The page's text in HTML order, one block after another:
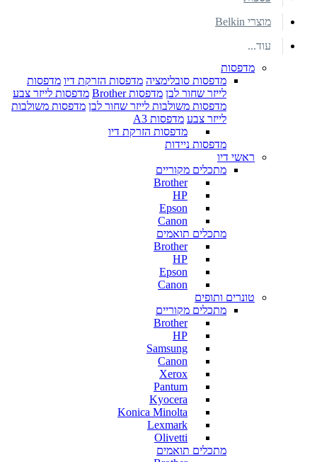
מוצרי Belkin
עוד...
מדפסות
מדפסות סובלימציה מדפסות הזרקת דיו מדפסות
לייזר שחור לבן מדפסות Brother
מדפסות לייזר צבע
מדפסות משולבות לייזר שחור לבן מדפסות משולבות
לייזר צבע מדפסות A3
מדפסות הזרקת דיו
מדפסות ניידות
ראשי דיו
מתכלים מקוריים
Brother
HP
Epson
Canon
מתכלים תואמים
Brother
HP
Epson
Canon
טונרים ותופים
מתכלים מקוריים
Brother
HP
Samsung
Canon
Xerox
Pantum
Kyocera
Konica Minolta
Lexmark
Olivetti
מתכלים תואמים